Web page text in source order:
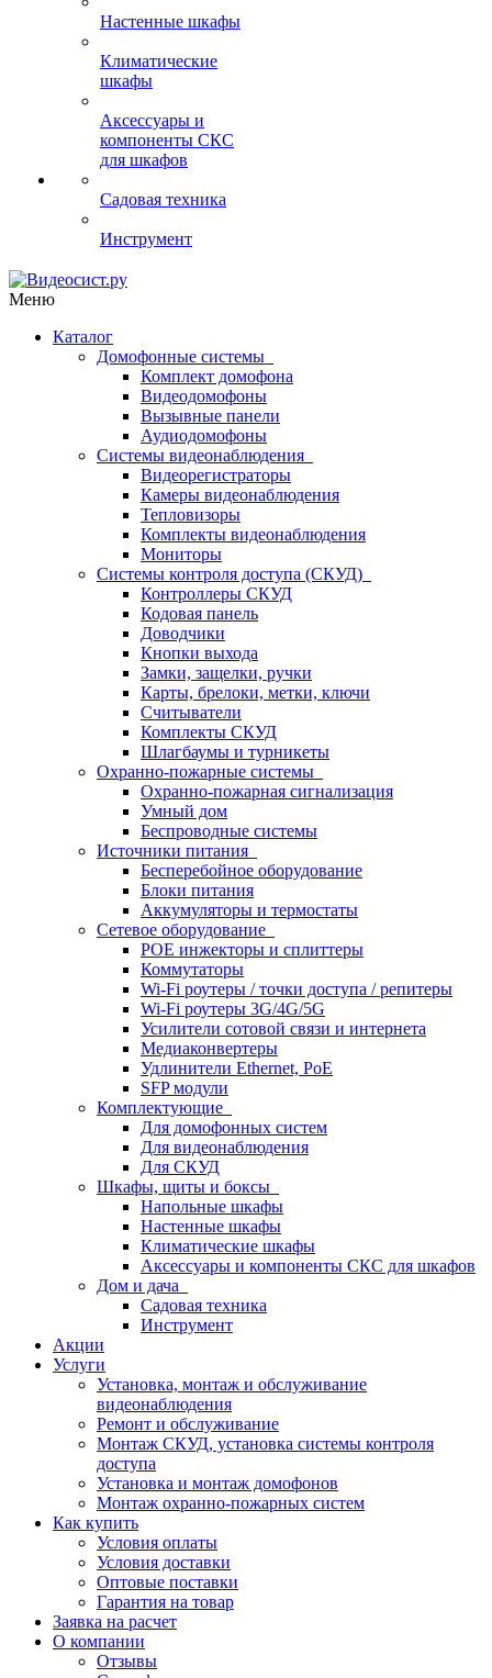
Настенные шкафы
Климатические
шкафы
Аксессуары и
компоненты СКС
для шкафов
Садовая техника
Инструмент
Меню
Каталог
Домофонные системы
Комплект домофона
Видеодомофоны
Вызывные панели
Аудиодомофоны
Системы видеонаблюдения
Видеорегистраторы
Камеры видеонаблюдения
Тепловизоры
Комплекты видеонаблюдения
Мониторы
Системы контроля доступа (СКУД)
Контроллеры СКУД
Кодовая панель
Доводчики
Кнопки выхода
Замки, защелки, ручки
Карты, брелоки, метки, ключи
Считыватели
Комплекты СКУД
Шлагбаумы и турникеты
Охранно-пожарные системы
Охранно-пожарная сигнализация
Умный дом
Беспроводные системы
Источники питания
Бесперебойное оборудование
Блоки питания
Аккумуляторы и термостаты
Сетевое оборудование
POE инжекторы и сплиттеры
Коммутаторы
Wi-Fi роутеры / точки доступа / репитеры
Wi-Fi роутеры 3G/4G/5G
Усилители сотовой связи и интернета
Медиаконвертеры
Удлинители Ethernet, PoE
SFP модули
Комплектующие
Для домофонных систем
Для видеонаблюдения
Для СКУД
Шкафы, щиты и боксы
Напольные шкафы
Настенные шкафы
Климатические шкафы
Аксессуары и компоненты СКС для шкафов
Дом и дача
Садовая техника
Инструмент
Акции
Услуги
Установка, монтаж и обслуживание
видеонаблюдения
Ремонт и обслуживание
Монтаж СКУД, установка системы контроля
доступа
Установка и монтаж домофонов
Монтаж охранно-пожарных систем
Как купить
Условия оплаты
Условия доставки
Оптовые поставки
Гарантия на товар
Заявка на расчет
О компании
Отзывы